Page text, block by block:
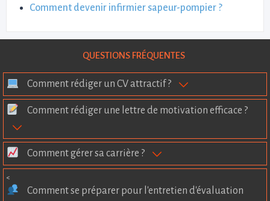
Comment devenir infirmier sapeur-pompier ?
QUESTIONS FRÉQUENTES
Comment rédiger un CV attractif ?
Comment rédiger une lettre de motivation efficace ?
Comment gérer sa carrière ?
<
Comment se préparer pour l'entretien d'évaluation